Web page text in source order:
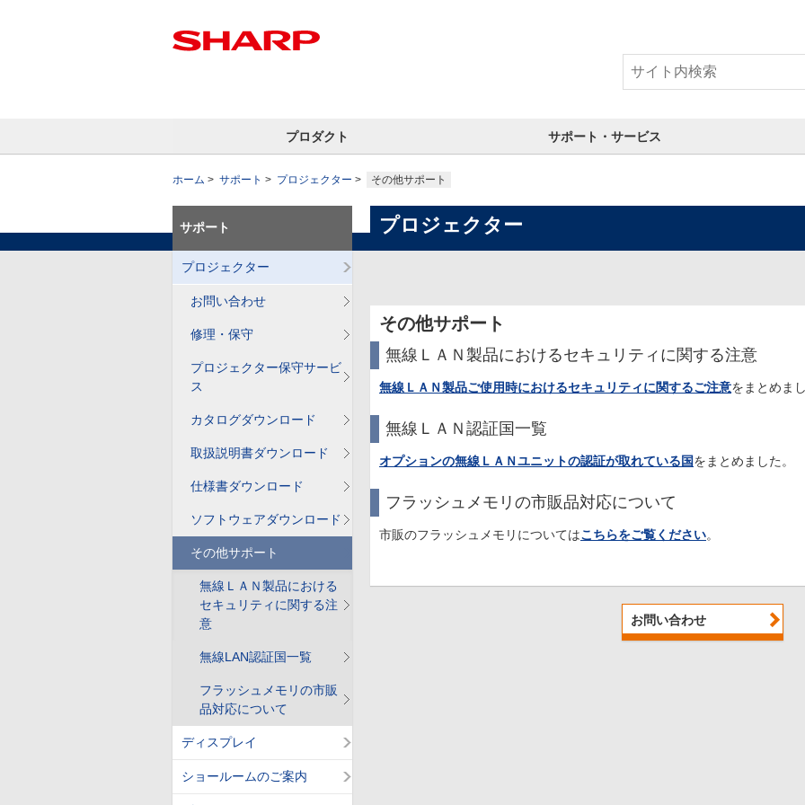
プロダクト サポート・サービス
ホーム サポート プロジェクター その他サポート
プロジェクター
その他サポート
無線ＬＡＮ製品におけるセキュリティに関する注意
無線ＬＡＮ製品ご使用時におけるセキュリティに関するご注意をまとめまし
無線ＬＡＮ認証国一覧
オプションの無線ＬＡＮユニットの認証が取れている国をまとめました。
フラッシュメモリの市販品対応について
市販のフラッシュメモリについてはこちらをご覧ください。
お問い合わせ
サポート
プロジェクター
お問い合わせ
修理・保守
プロジェクター保守サービ
ス
カタログダウンロード
取扱説明書ダウンロード
仕様書ダウンロード
ソフトウェアダウンロード
その他サポート
無線ＬＡＮ製品における
セキュリティに関する注
意
無線LAN認証国一覧
フラッシュメモリの市販
品対応について
ディスプレイ
ショールームのご案内